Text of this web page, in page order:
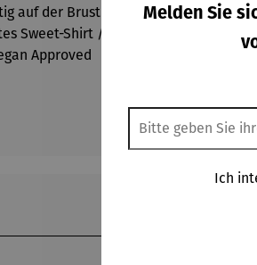
auf der Brust
Sweet-Shirt / 100 % gekämmte Bio-
Approved
Melden Sie
Ich